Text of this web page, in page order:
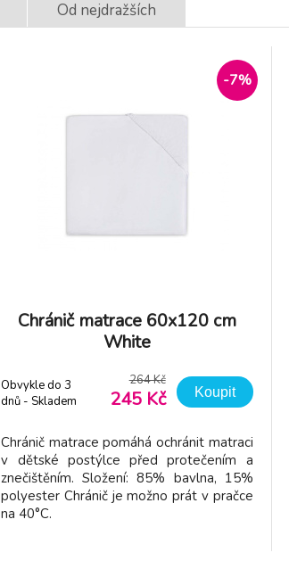
podložka do postýlky
Sensillo 60x120 bílá
281 Kč
Od nejdražších
-7%
Chránič matrace 60x120 cm
White
Obvykle do 3
dnů - Skladem
264 Kč
245 Kč Koupit
Chránič matrace pomáhá ochránit matraci
v dětské postýlce před protečením a
znečištěním. Složení: 85% bavlna, 15%
polyester Chránič je možno prát v pračce
na 40°C.